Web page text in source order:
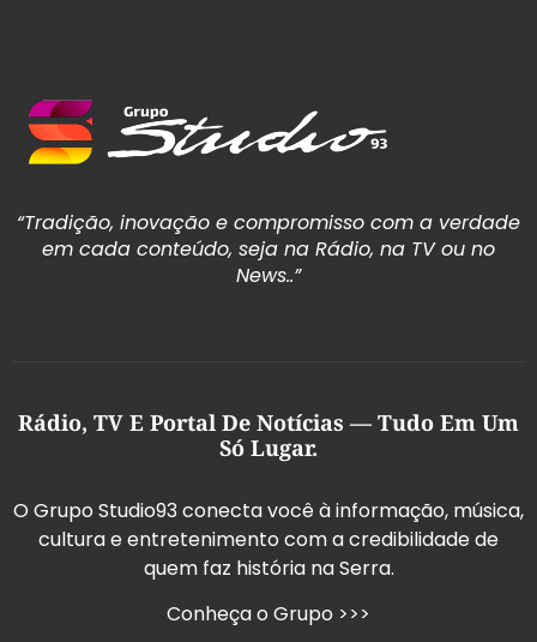
“Tradição, inovação e compromisso com a verdade
em cada conteúdo, seja na Rádio, na TV ou no
News..”
Rádio, TV E Portal De Notícias — Tudo Em Um
Só Lugar.
O Grupo Studio93 conecta você à informação, música,
cultura e entretenimento com a credibilidade de
quem faz história na Serra.
Conheça o Grupo >>>